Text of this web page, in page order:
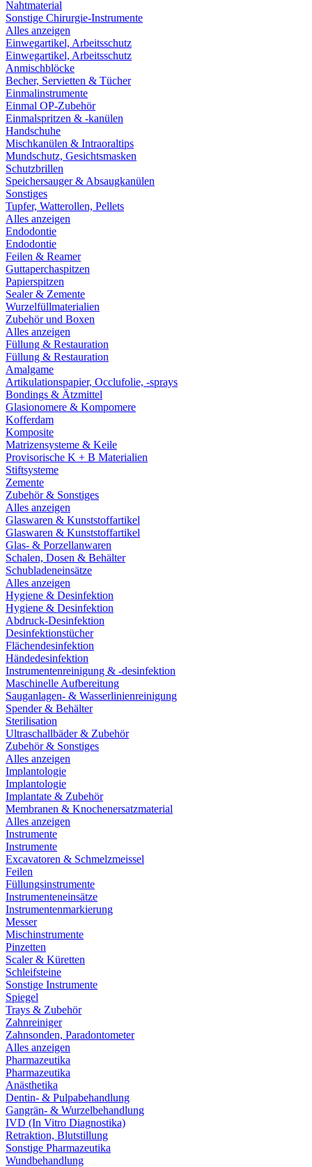
Nahtmaterial
Sonstige Chirurgie-Instrumente
Alles anzeigen
Einwegartikel, Arbeitsschutz
Einwegartikel, Arbeitsschutz
Anmischblöcke
Becher, Servietten & Tücher
Einmalinstrumente
Einmal OP-Zubehör
Einmalspritzen & -kanülen
Handschuhe
Mischkanülen & Intraoraltips
Mundschutz, Gesichtsmasken
Schutzbrillen
Speichersauger & Absaugkanülen
Sonstiges
Tupfer, Watterollen, Pellets
Alles anzeigen
Endodontie
Endodontie
Feilen & Reamer
Guttaperchaspitzen
Papierspitzen
Sealer & Zemente
Wurzelfüllmaterialien
Zubehör und Boxen
Alles anzeigen
Füllung & Restauration
Füllung & Restauration
Amalgame
Artikulationspapier, Occlufolie, -sprays
Bondings & Ätzmittel
Glasionomere & Kompomere
Kofferdam
Komposite
Matrizensysteme & Keile
Provisorische K + B Materialien
Stiftsysteme
Zemente
Zubehör & Sonstiges
Alles anzeigen
Glaswaren & Kunststoffartikel
Glaswaren & Kunststoffartikel
Glas- & Porzellanwaren
Schalen, Dosen & Behälter
Schubladeneinsätze
Alles anzeigen
Hygiene & Desinfektion
Hygiene & Desinfektion
Abdruck-Desinfektion
Desinfektionstücher
Flächendesinfektion
Händedesinfektion
Instrumentenreinigung & -desinfektion
Maschinelle Aufbereitung
Sauganlagen- & Wasserlinienreinigung
Spender & Behälter
Sterilisation
Ultraschallbäder & Zubehör
Zubehör & Sonstiges
Alles anzeigen
Implantologie
Implantologie
Implantate & Zubehör
Membranen & Knochenersatzmaterial
Alles anzeigen
Instrumente
Instrumente
Excavatoren & Schmelzmeissel
Feilen
Füllungsinstrumente
Instrumenteneinsätze
Instrumentenmarkierung
Messer
Mischinstrumente
Pinzetten
Scaler & Küretten
Schleifsteine
Sonstige Instrumente
Spiegel
Trays & Zubehör
Zahnreiniger
Zahnsonden, Paradontometer
Alles anzeigen
Pharmazeutika
Pharmazeutika
Anästhetika
Dentin- & Pulpabehandlung
Gangrän- & Wurzelbehandlung
IVD (In Vitro Diagnostika)
Retraktion, Blutstillung
Sonstige Pharmazeutika
Wundbehandlung